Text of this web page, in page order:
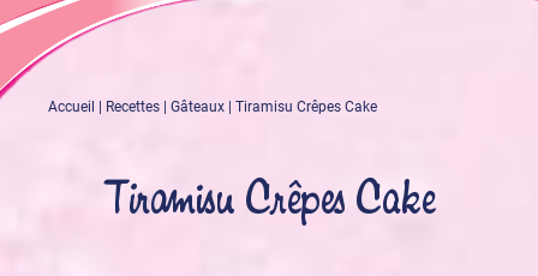
Accueil Recettes Gâteaux Tiramisu Crêpes Cake
Tiramisu Crêpes Cake